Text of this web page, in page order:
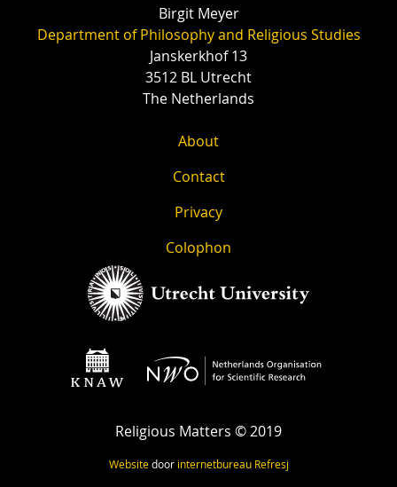
Birgit Meyer
Department of Philosophy and Religious Studies
Janskerkhof 13
3512 BL Utrecht
The Netherlands
About
Contact
Privacy
Colophon
Religious Matters © 2019
Websitedoor internetbureau Refresj